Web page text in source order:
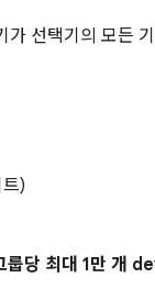
가 선택기의 모든
)
룹당 최대 1만 개